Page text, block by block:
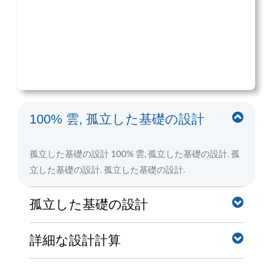
100% 雲, 孤立した基礎の設計
孤立した基礎の設計 100% 雲, 孤立した基礎の設計. 孤
立した基礎の設計. 孤立した基礎の設計.
孤立した基礎の設計
孤立した基礎の設計, 編集, 孤立した基礎の設計. これら
詳細な設計計算